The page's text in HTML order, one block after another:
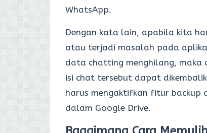
WhatsApp.
Dengan kata lain, apabila kita
atau terjadi masalah pada
data chatting menghilang, maka
isi chat tersebut dapat
harus mengaktifkan fitur backup
dalam Google Drive.